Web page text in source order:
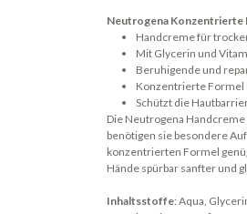
Neutrogena Konzentrierte
Handcreme für
Mit Glycerin und
Beruhigende und
Konzentrierte Formel
Schützt die
Die Neutrogena
benötigen sie besondere
konzentrierten Formel
Hände spürbar sanfter und
Inhaltsstoffe: Aqua,